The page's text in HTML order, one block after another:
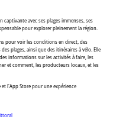
avec ses plages immenses, ses
pour explorer pleinement la région.
pour voir les conditions en direct, des
plages, ainsi que des itinéraires à vélo. Elle
informations sur les activités à faire, les
et comment, les producteurs locaux, et les
et l'App Store pour une expérience